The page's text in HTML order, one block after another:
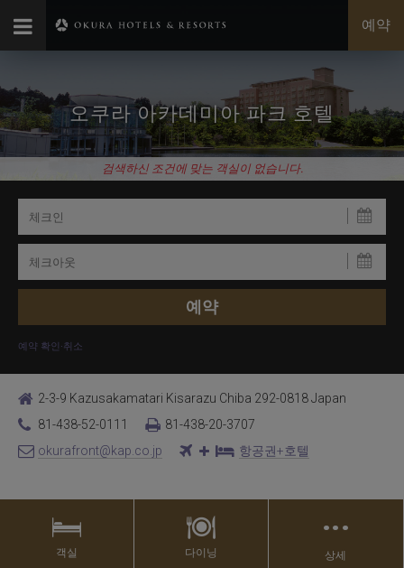
예약
오쿠라 아카데미아 파크 호텔
검색하신 조건에 맞는 객실이 없습니다.
예약 확인·취소
2-3-9 Kazusakamatari Kisarazu Chiba 292-0818 Japan
81-438-52-0111
81-438-20-3707
okurafront@kap.co.jp
항공권+호텔
객실 다이닝
…
상세